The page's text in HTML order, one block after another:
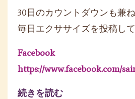
30日のカウントダウンも兼
毎日エクササイズを投稿して
Facebook
https://www.facebook.com/
続きを読む